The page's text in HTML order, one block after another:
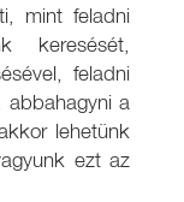
mint feladni
keresését,
feladni
abbahagyni a
lehetünk
ezt az